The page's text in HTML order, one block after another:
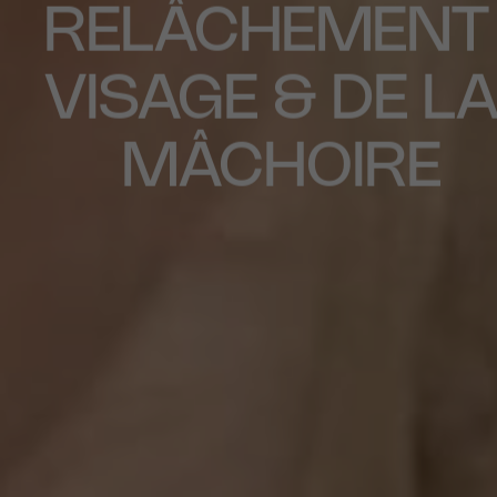
VISAGE & DE
MÂCHOIRE